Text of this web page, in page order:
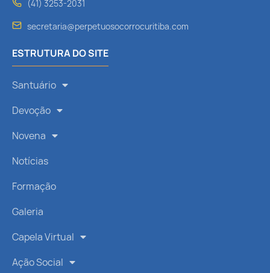
(41) 3253-2031
secretaria@perpetuosocorrocuritiba.com
ESTRUTURA DO SITE
Santuário
Devoção
Novena
Notícias
Formação
Galeria
Capela Virtual
Ação Social